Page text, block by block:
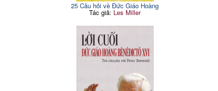
25 Câu hỏi về Đức Giáo Hoàng
Tác giả: Les Miller